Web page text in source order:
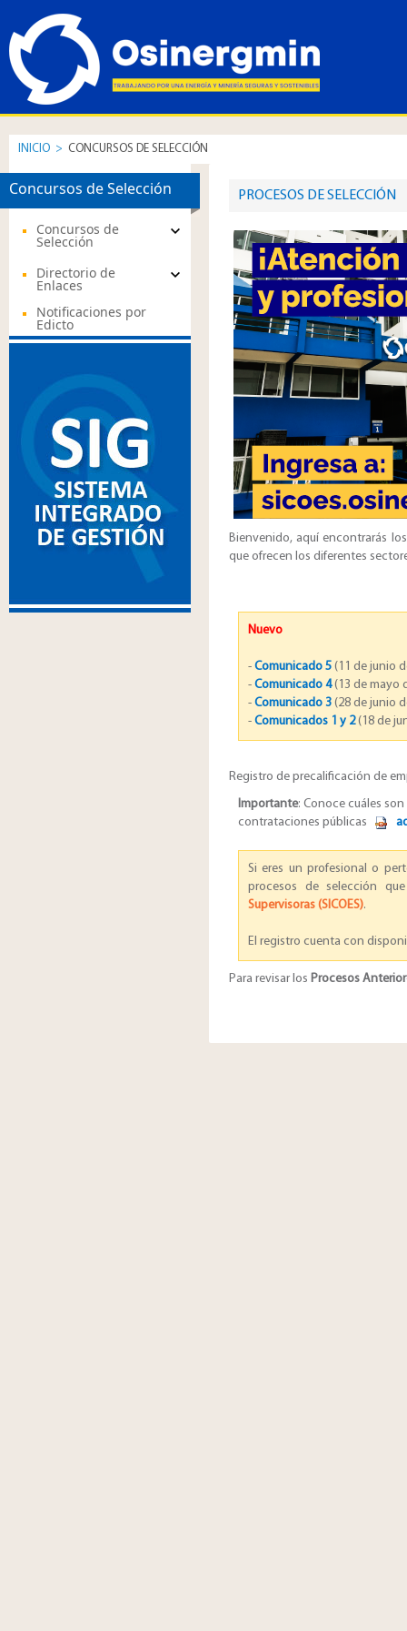
INICIO > CONCURSOS DE SELECCIÓN
Concursos de
Selección
Directorio de
Enlaces
Notificaciones por
Edicto
Concursos de Selección ​​PROCESOS DE SELECCIÓN
Bienvenido, aquí encontrarás
que ofrecen los diferentes
Nuevo
- Comunicado 5 (11 de junio
- Comunicado 4(13 de mayo
- Comunicado 3 (28 de junio
- Comunicados 1 y 2 (18 de
Registro de precalificación de
Importante: Conoce cuáles
contrataciones públicas
Si eres un profesional o
procesos de selección
Supervisoras (SICOES).
El registro cuenta con
Para revisar los Procesos